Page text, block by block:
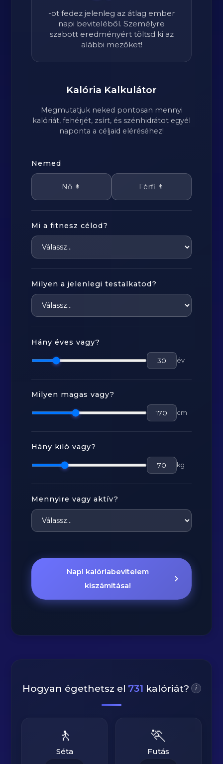
-ot fedez jelenleg az átlag ember
napi beviteléből. Személyre
szabott eredményért töltsd ki az
alábbi mezőket!
Kalória Kalkulátor
Megmutatjuk neked pontosan mennyi
kalóriát, fehérjét, zsírt, és szénhidrátot egyél
naponta a céljaid eléréséhez!
Nemed
Nő 👩 Férfi 👨
Mi a fitnesz célod?
Milyen a jelenlegi testalkatod?
Hány éves vagy?
év
Milyen magas vagy?
cm
Hány kiló vagy?
kg
Mennyire vagy aktív?
Napi kalóriabevitelem
kiszámítása!
Hogyan égethetsz el 731 kalóriát? i
🚶
Séta
🏃
Futás